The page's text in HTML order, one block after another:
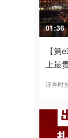
01:36
【
上最
证券时